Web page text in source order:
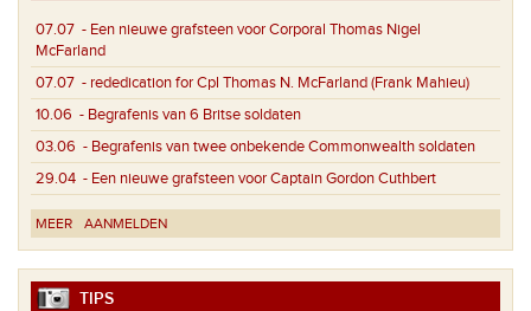
07.07 - Een nieuwe grafsteen voor Corporal Thomas Nigel
McFarland
07.07 - rededication for Cpl Thomas N. McFarland (Frank Mahieu)
10.06 - Begrafenis van 6 Britse soldaten
03.06 - Begrafenis van twee onbekende Commonwealth soldaten
29.04 - Een nieuwe grafsteen voor Captain Gordon Cuthbert
MEER AANMELDEN
TIPS